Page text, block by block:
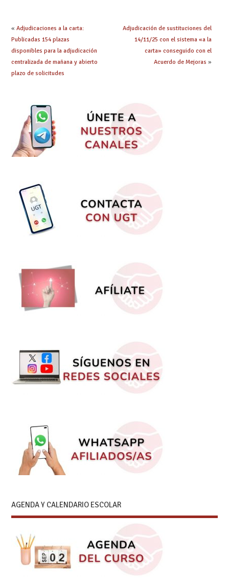
« Adjudicaciones a la carta:
Publicadas 154 plazas
disponibles para la adjudicación
centralizada de mañana y abierto
plazo de solicitudes
Adjudicación de sustituciones del
14/11/25 con el sistema «a la
carta» conseguido con el
Acuerdo de Mejoras »
AGENDA Y CALENDARIO ESCOLAR